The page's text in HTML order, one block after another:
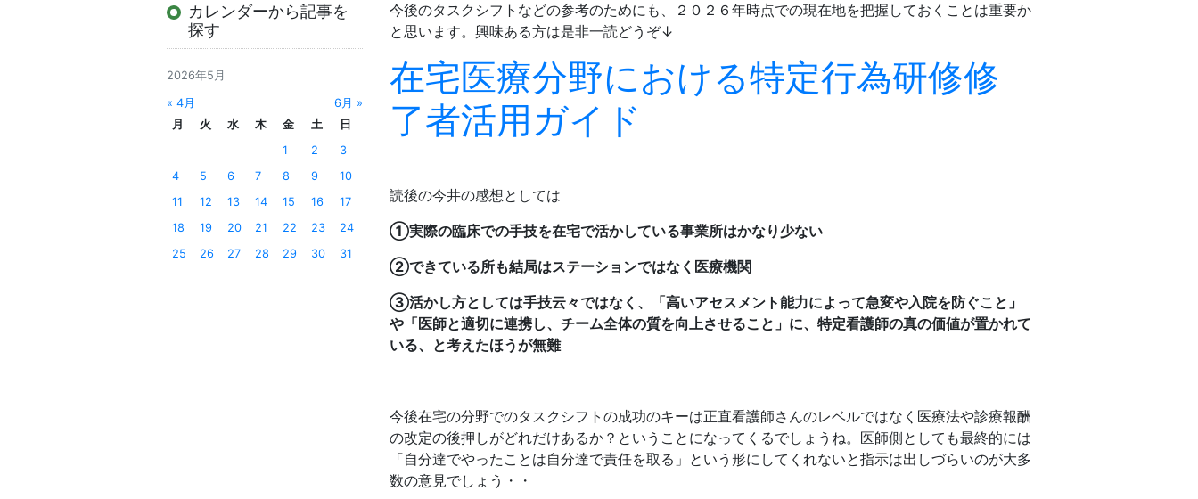
今後のタスクシフトなどの参考のためにも、２０２６年時点での現在地を把握しておくことは重要か
と思います。興味ある方は是非一読どうぞ↓
在宅医療分野における特定行為研修修
了者活用ガイド
読後の今井の感想としては
①実際の臨床での手技を在宅で活かしている事業所はかなり少ない
②できている所も結局はステーションではなく医療機関
③活かし方としては手技云々ではなく、「高いアセスメント能力によって急変や入院を防ぐこと」
や「医師と適切に連携し、チーム全体の質を向上させること」に、特定看護師の真の価値が置かれて
いる、と考えたほうが無難
今後在宅の分野でのタスクシフトの成功のキーは正直看護師さんのレベルではなく医療法や診療報酬
の改定の後押しがどれだけあるか？ということになってくるでしょうね。医師側としても最終的には
「自分達でやったことは自分達で責任を取る」という形にしてくれないと指示は出しづらいのが大多
数の意見でしょう・・
カレンダーから記事を
探す
2026年5月
« 4月
6月 »
月
火 水 木 金 土
日
1
2
3
4
5 6 7 8 9
10
11
12 13 14 15 16
17
18
19 20 21 22 23
24
25
26 27 28 29 30 31